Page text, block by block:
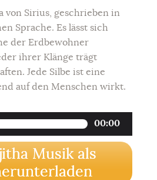
von Sirius, geschrieben in
Sprache. Es lässt sich
der Erdbewohner
ihrer Klänge trägt
Jede Silbe ist eine
auf den Menschen wirkt.
00:00
Musik als